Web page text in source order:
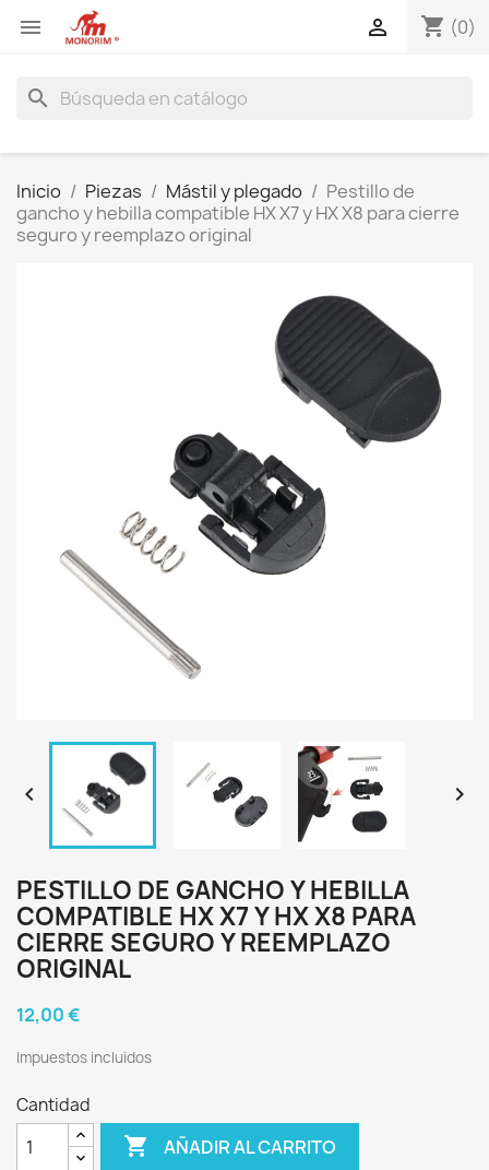
 shopping_cart (0)

search
Inicio Piezas Mástil y plegado
Pestillo de
gancho y hebilla compatible HX X7 y HX X8 para cierre
seguro y reemplazo original
 
PESTILLO DE GANCHO Y HEBILLA
COMPATIBLE HX X7 Y HX X8 PARA
CIERRE SEGURO Y REEMPLAZO
ORIGINAL
12,00 €
Impuestos incluidos
Cantidad
 AÑADIR AL CARRITO